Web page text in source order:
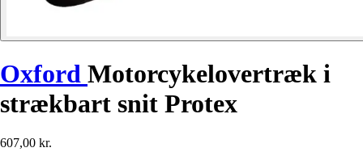
Oxford Motorcykelovertræk i
strækbart snit Protex
607,00 kr.